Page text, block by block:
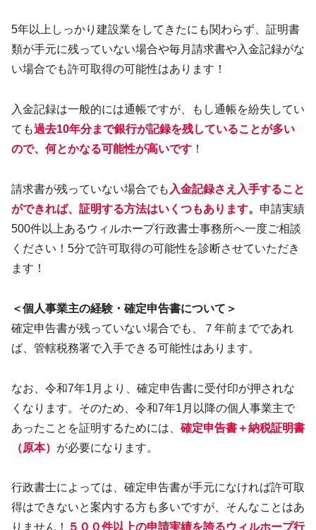
5年以上しっかり建設業をしてきたにも関わらず、証明書
類が手元に残っていない場合や毎月請求書や入金記録がな
い場合でも許可取得の可能性はあります！
入金記録は一般的には通帳ですが、もし通帳を紛失してい
ても過去10年分まで銀行が記録を残していることが多い
ので、何とかなる可能性が高いです ！
請求書が残っていない場合でも 入金記録さえ入手すること
ができれば、証明する方法はいくつもあります。 申請実績
500件以上あるウィルホープ行政書士事務所へ一度ご相談
ください！5分で許可取得の可能性を診断させていただき
ます！
＜個人事業主の経験・確定申告書について＞
確定申告書が残っていない場合でも、７年前までであれ
ば、管轄税務署で入手できる可能性はあります。
なお、令和7年1月より、確定申告書に受付印が押されな
くなります。そのため、令和7年1月以降の個人事業主で
あったことを証明するためには、 確定申告書＋納税証明書
（原本） が必要になります。
行政書士によっては、確定申告書が手元になければ許可取
得はできないと案内する方も多いですが、そんなことはあ
りません！
５００件以上の申請実績を誇るウィルホープ行